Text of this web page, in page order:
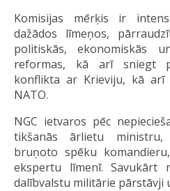
Komisijas mērķis ir
dažādos līmeņos,
politiskās, ekonomiskās
reformas, kā arī sniegt
konflikta ar Krieviju, kā arī
NATO.
NGC ietvaros pēc
tikšanās ārlietu ministru,
bruņoto spēku
ekspertu līmenī. Savukārt
dalībvalstu militārie pārstāvji